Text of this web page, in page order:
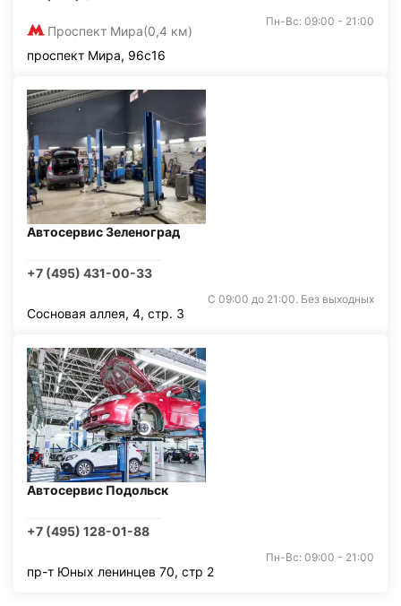
Проспект Мира(0,4 км)
Пн-Вс: 09:00 - 21:00
проспект Мира, 96с16
Автосервис Зеленоград
+7 (495) 431-00-33
С 09:00 до 21:00. Без выходных
Сосновая аллея, 4, стр. 3
Автосервис Подольск
+7 (495) 128-01-88
Пн-Вс: 09:00 - 21:00
пр-т Юных ленинцев 70, стр 2